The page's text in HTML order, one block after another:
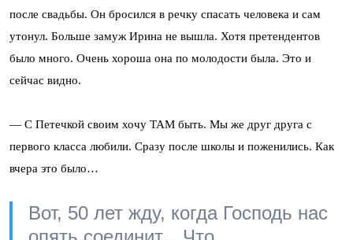
после свадьбы. Он бросился в речку спасать человека и сам
утонул. Больше замуж Ирина не вышла. Хотя претендентов
было много. Очень хороша она по молодости была. Это и
сейчас видно.
— С Петечкой своим хочу ТАМ быть. Мы же друг друга с
первого класса любили. Сразу после школы и поженились. Как
вчера это было…
Вот, 50 лет жду, когда Господь нас